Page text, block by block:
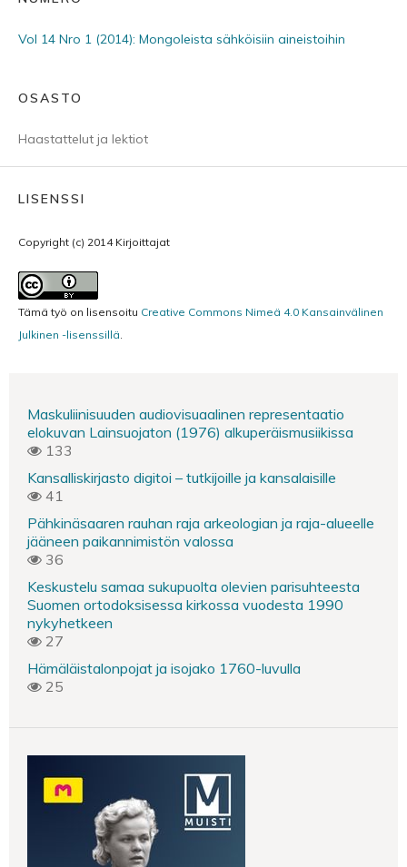
Vol 14 Nro 1 (2014): Mongoleista sähköisiin aineistoihin
OSASTO
Haastattelut ja lektiot
LISENSSI
Copyright (c) 2014 Kirjoittajat
Tämä työ on lisensoitu Creative Commons Nimeä 4.0 Kansainvälinen
Julkinen -lisenssillä.
Maskuliinisuuden audiovisuaalinen representaatio
elokuvan Lainsuojaton (1976) alkuperäismusiikissa
133
Kansalliskirjasto digitoi – tutkijoille ja kansalaisille
41
Pähkinäsaaren rauhan raja arkeologian ja raja-alueelle
jääneen paikannimistön valossa
36
Keskustelu samaa sukupuolta olevien parisuhteesta
Suomen ortodoksisessa kirkossa vuodesta 1990
nykyhetkeen
27
Hämäläistalonpojat ja isojako 1760-luvulla
25